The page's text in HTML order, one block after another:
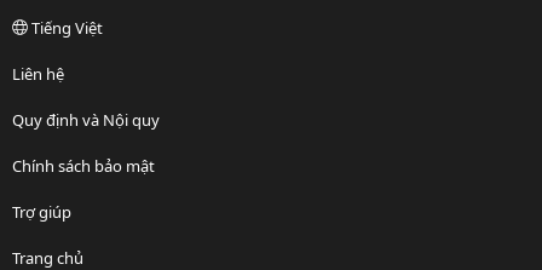
Tiếng Việt
Liên hệ
Quy định và Nội quy
Chính sách bảo mật
Trợ giúp
Trang chủ